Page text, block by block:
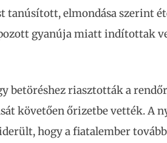
tanúsított, elmondása szerint
gyanúja miatt indítottak
betöréshez riasztották a
követően őrizetbe vették. A
hogy a fiatalember